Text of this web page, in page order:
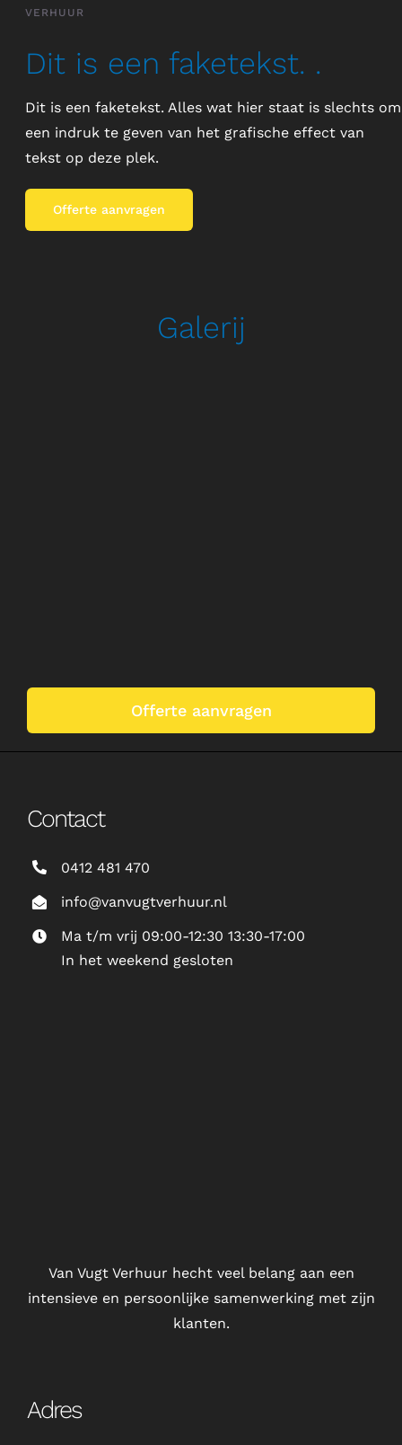
VERHUUR
Dit is een faketekst. .
Dit is een faketekst. Alles wat hier staat is slechts om
een indruk te geven van het grafische effect van
tekst op deze plek.
Offerte aanvragen
Galerij
Offerte aanvragen
Contact
0412 481 470
info@vanvugtverhuur.nl
Ma t/m vrij 09:00-12:30 13:30-17:00
In het weekend gesloten
Van Vugt Verhuur hecht veel belang aan een
intensieve en persoonlijke samenwerking met zijn
klanten.
Adres